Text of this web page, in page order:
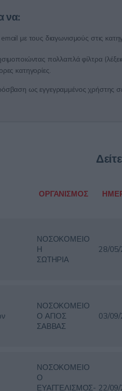
να:
με τους διαγωνισμούς στις
πολλαπλά φίλτρα
κατηγορίες.
ως εγγεγραμμένος χρήστης σε
ΟΡΓΑΝΙΣΜΟΣ
ΝΟΣΟΚΟΜΕΙΟ
Η
ΣΩΤΗΡΙΑ
28/
ΝΟΣΟΚΟΜΕΙΟ
Ο ΑΓΙΟΣ
ΣΑΒΒΑΣ
03/
ΝΟΣΟΚΟΜΕΙΟ
Ο
ΕΥΑΓΓΕΛΙΣΜΟΣ- 22/